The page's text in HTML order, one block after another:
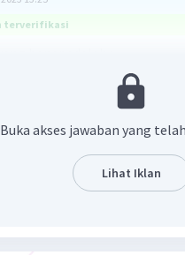
terverifikasi
penyebutnya
pembilangnya.
penyebut dapat
Buka akses jawaban yang
Lihat Iklan